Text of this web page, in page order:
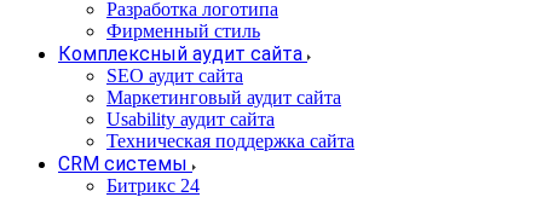
Разработка логотипа
Фирменный стиль
Комплексный аудит сайта
SEO аудит сайта
Маркетинговый аудит сайта
Usability аудит сайта
Техническая поддержка сайта
CRM системы
Битрикс 24